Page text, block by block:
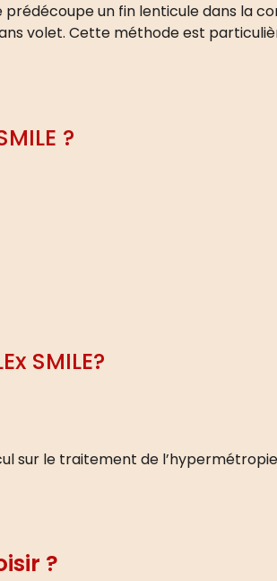
un fin lenticule dans la
volet. Cette méthode est
?
SMILE?
sur le traitement de
?